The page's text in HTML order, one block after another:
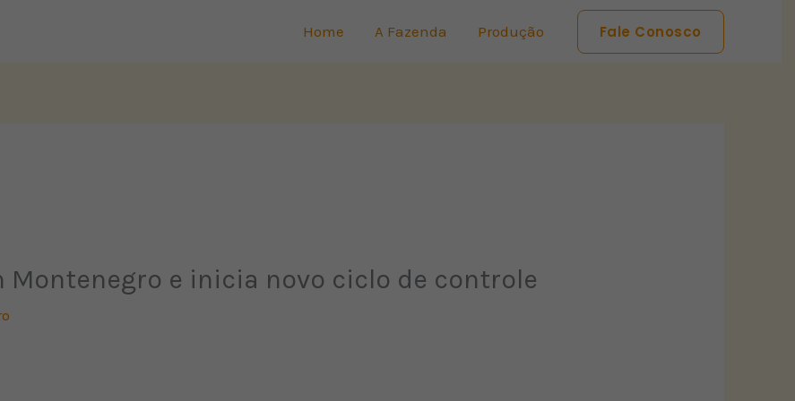
Home A Fazenda Produção Fale Conosco
Montenegro e inicia novo ciclo de controle